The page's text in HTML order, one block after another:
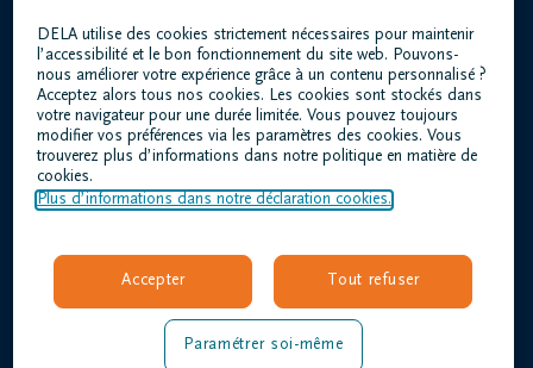
Notre centre funéraire
Questions fréquemment posées
Conditions d'utilisation
Déclaration relative à la vie privée
Déclaration d’accessibilité
duvivier@dela.be
DELA utilise des cookies strictement nécessaires pour maintenir
l’accessibilité et le bon fonctionnement du site web. Pouvons-
nous améliorer votre expérience grâce à un contenu personnalisé ?
Acceptez alors tous nos cookies. Les cookies sont stockés dans
votre navigateur pour une durée limitée. Vous pouvez toujours
modifier vos préférences via les paramètres des cookies. Vous
trouverez plus d’informations dans notre politique en matière de
cookies.
Plus d’informations dans notre déclaration cookies.
Accepter Tout refuser
Paramétrer soi-même